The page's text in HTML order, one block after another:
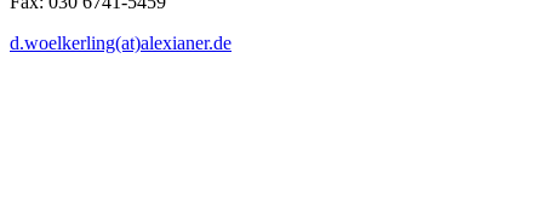
d.woelkerling(at)alexianer.de